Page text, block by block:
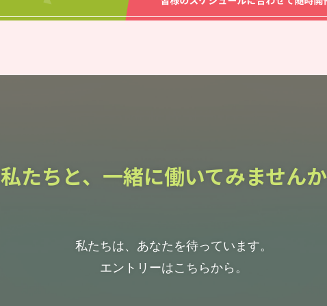
私たちと、一緒に働いてみません
私たちは、あなたを待っています。
エントリーはこちらから。